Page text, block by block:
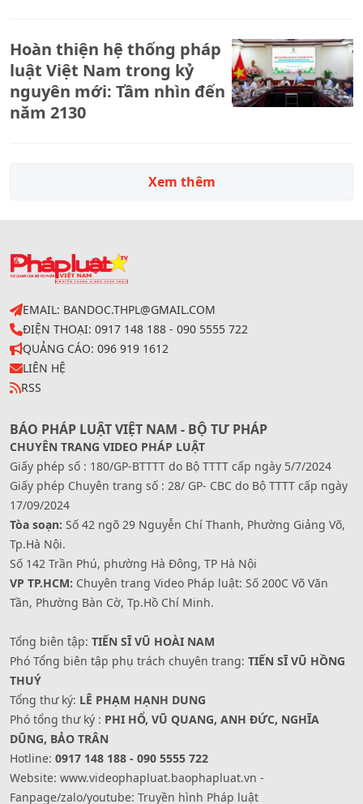
Hoàn thiện hệ thống pháp
luật Việt Nam trong kỷ
nguyên mới: Tầm nhìn đến
năm 2130
Xem thêm
EMAIL: BANDOC.THPL@GMAIL.COM
ĐIỆN THOẠI: 0917 148 188 - 090 5555 722
QUẢNG CÁO: 096 919 1612
LIÊN HỆ
RSS
BÁO PHÁP LUẬT VIỆT NAM - BỘ TƯ PHÁP
CHUYÊN TRANG VIDEO PHÁP LUẬT
Giấy phép số : 180/GP-BTTTT do Bộ TTTT cấp ngày 5/7/2024
Giấy phép Chuyên trang số : 28/ GP- CBC do Bộ TTTT cấp ngày
17/09/2024
Tòa soạn: Số 42 ngõ 29 Nguyễn Chí Thanh, Phường Giảng Võ,
Tp.Hà Nội.
Số 142 Trần Phú, phường Hà Đông, TP Hà Nội
VP TP.HCM: Chuyên trang Video Pháp luật: Số 200C Võ Văn
Tần, Phường Bàn Cờ, Tp.Hồ Chí Minh.
Tổng biên tập: TIẾN SĨ VŨ HOÀI NAM
Phó Tổng biên tập phụ trách chuyên trang: TIẾN SĨ VŨ HỒNG
THUÝ
Tổng thư ký: LÊ PHẠM HẠNH DUNG
Phó tổng thư ký : PHI HỔ, VŨ QUANG, ANH ĐỨC, NGHĨA
DŨNG, BẢO TRÂN
Hotline: 0917 148 188 - 090 5555 722
Website: www.videophapluat.baophapluat.vn -
Fanpage/zalo/youtube: Truyền hình Pháp luật